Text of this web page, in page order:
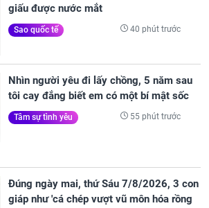
giấu được nước mắt
Sao quốc tế 40 phút trước
Nhìn người yêu đi lấy chồng, 5 năm sau
tôi cay đắng biết em có một bí mật sốc
Tâm sự tình yêu 55 phút trước
Đúng ngày mai, thứ Sáu 7/8/2026, 3 con
giáp như 'cá chép vượt vũ môn hóa rồng